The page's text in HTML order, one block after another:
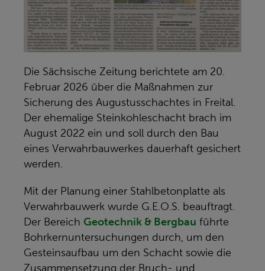
Die Sächsische Zeitung berichtete am 20.
Februar 2026 über die Maßnahmen zur
Sicherung des Augustusschachtes in Freital.
Der ehemalige Steinkohleschacht brach im
August 2022 ein und soll durch den Bau
eines Verwahrbauwerkes dauerhaft gesichert
werden.
Mit der Planung einer Stahlbetonplatte als
Verwahrbauwerk wurde G.E.O.S. beauftragt.
Der Bereich Geotechnik & Bergbau führte
Bohrkernuntersuchungen durch, um den
Gesteinsaufbau um den Schacht sowie die
Zusammensetzung der Bruch- und